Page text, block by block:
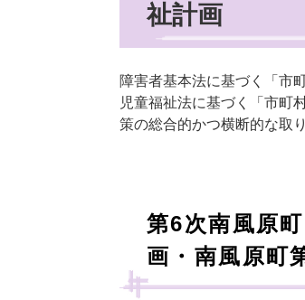
祉計画
障害者基本法に基づく「市
児童福祉法に基づく「市町
策の総合的かつ横断的な取
第6次南風原
画・南風原町